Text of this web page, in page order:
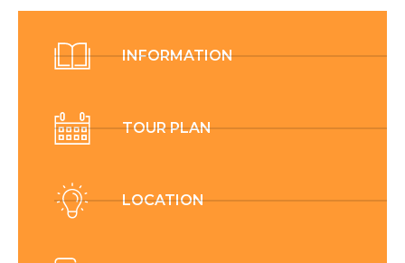
INFORMATION
TOUR PLAN
LOCATION